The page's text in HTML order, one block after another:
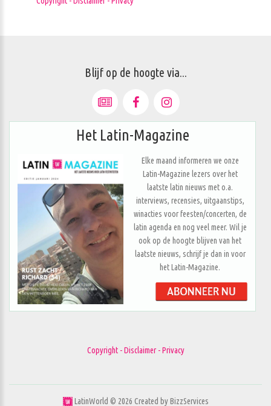
Blijf op de hoogte via...
Het Latin-Magazine
Elke maand informeren we onze
Latin-Magazine lezers over het
laatste latin nieuws met o.a.
interviews, recensies, uitgaanstips,
winacties voor feesten/concerten, de
latin agenda en nog veel meer. Wil je
ook op de hoogte blijven van het
laatste nieuws, schrijf je dan in voor
het Latin-Magazine.
Copyright - Disclaimer - Privacy
LatinWorld © 2026 Created byBizzServices